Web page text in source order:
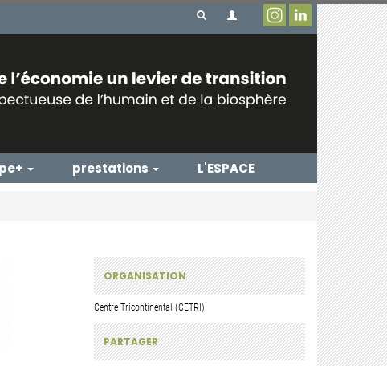
prestations L'ESPACE
ORGANISATION
Centre Tricontinental (CETRI)
PARTAGER